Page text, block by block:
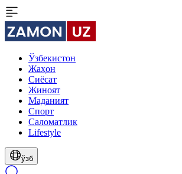
Ўзбекистон
Жаҳон
Сиёсат
Жиноят
Маданият
Спорт
Cаломатлик
Lifestyle
ўзб